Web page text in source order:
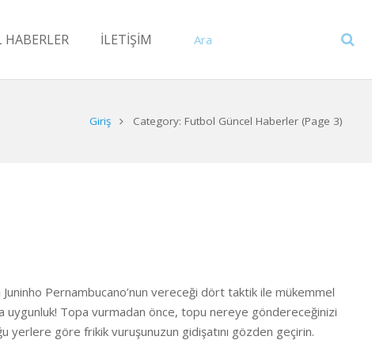
İLETİŞİM
Giriş Category: Futbol Güncel Haberler(Page 3)
Pernambucano’nun vereceği dört taktik ile mükemmel
uygunluk! Topa vurmadan önce, topu nereye göndereceğinizi
yerlere göre frikik vuruşunuzun gidişatını gözden geçirin.